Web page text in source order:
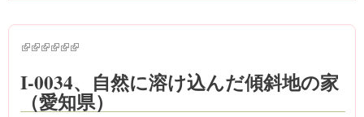
(link is external)
(link is external)
(link is external)
(link is external)
(link is external)
(link is external)
I-0034、自然に溶け込んだ傾斜地の家
（愛知県）